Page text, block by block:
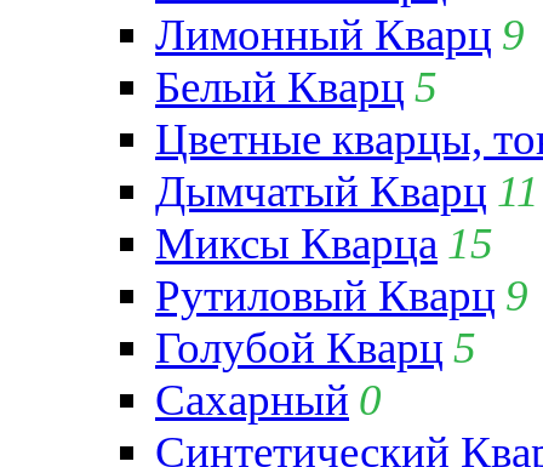
Лимонный Кварц 9
Белый Кварц 5
Цветные кварцы,
Дымчатый Кварц 11
Миксы Кварца 15
Рутиловый Кварц 9
Голубой Кварц 5
Сахарный 0
Синтетический